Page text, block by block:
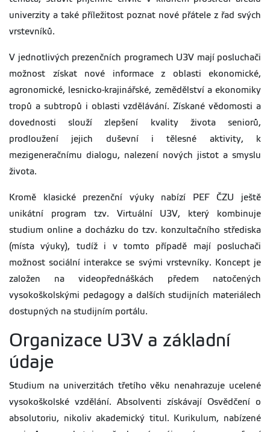
univerzity a také příležitost poznat nové přátele z řad svých
vrstevníků.
V jednotlivých prezenčních programech U3V mají posluchači
možnost získat nové informace z oblasti ekonomické,
agronomické, lesnicko-krajinářské, zemědělství a ekonomiky
tropů a subtropů i oblasti vzdělávání. Získané vědomosti a
dovednosti slouží zlepšení kvality života seniorů,
prodloužení jejich duševní i tělesné aktivity, k
mezigeneračnímu dialogu, nalezení nových jistot a smyslu
života.
Kromě klasické prezenční výuky nabízí PEF ČZU ještě
unikátní program tzv. Virtuální U3V, který kombinuje
studium online a docházku do tzv. konzultačního střediska
(místa výuky), tudíž i v tomto případě mají posluchači
možnost sociální interakce se svými vrstevníky. Koncept je
založen na videopřednáškách předem natočených
vysokoškolskými pedagogy a dalších studijních materiálech
dostupných na studijním portálu.
Organizace U3V a základní
údaje
Studium na univerzitách třetího věku nenahrazuje ucelené
vysokoškolské vzdělání. Absolventi získávají Osvědčení o
absolutoriu, nikoliv akademický titul. Kurikulum, nabízené